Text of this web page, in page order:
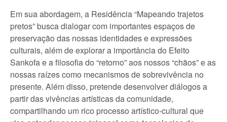
Em sua abordagem, a Residência “Mapeando trajetos
pretos” busca dialogar com importantes espaços de
preservação das nossas identidades e expressões
culturais, além de explorar a importância do Efeito
Sankofa e a filosofia do “retorno” aos nossos “chãos” e as
nossas raízes como mecanismos de sobrevivência no
presente. Além disso, pretende desenvolver diálogos a
partir das vivências artísticas da comunidade,
compartilhando um rico processo artístico-cultural que